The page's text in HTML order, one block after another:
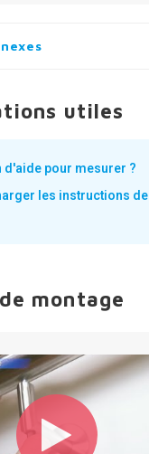
utiles
d'aide pour mesurer ?
les instructions de
montage